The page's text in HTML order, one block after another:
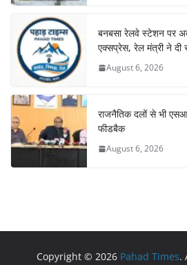
बनबसा रेलवे स्टेशन पर
एक्सप्रेस, रेल मंत्री ने दी
August 6, 2026
राजनैतिक दलों से भी
फीडबैक
August 6, 2026
Copyright © 2026 Pahad Times.